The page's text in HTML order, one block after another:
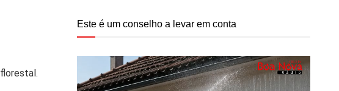
Este é um conselho a levar em conta